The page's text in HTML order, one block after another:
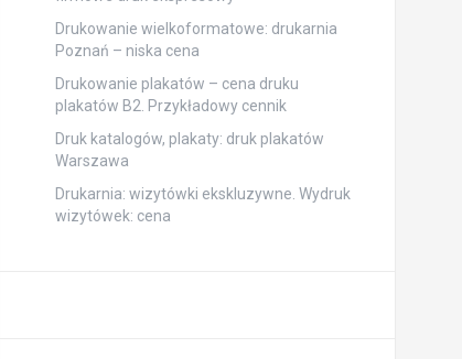
Drukowanie wielkoformatowe: drukarnia
Poznań – niska cena
Drukowanie plakatów – cena druku
plakatów B2. Przykładowy cennik
Druk katalogów, plakaty: druk plakatów
Warszawa
Drukarnia: wizytówki ekskluzywne. Wydruk
wizytówek: cena